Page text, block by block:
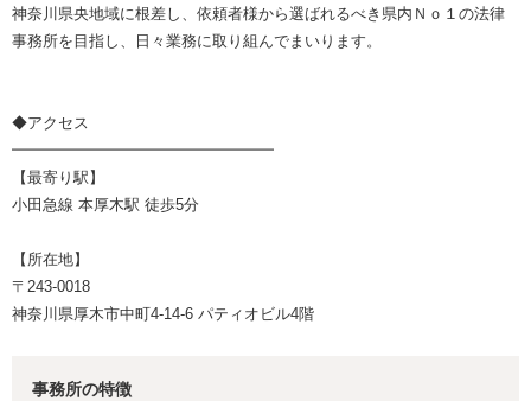
神奈川県央地域に根差し、依頼者様から選ばれるべき県内Ｎｏ１の法律
事務所を目指し、日々業務に取り組んでまいります。
◆アクセス
━━━━━━━━━━━━━━━━━
【最寄り駅】
小田急線 本厚木駅 徒歩5分
【所在地】
〒243-0018
神奈川県厚木市中町4-14-6 パティオビル4階
事務所の特徴